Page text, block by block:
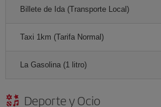
Billete de Ida (Transporte Local)
Taxi 1km (Tarifa Normal)
La Gasolina (1 litro)
Deporte y Ocio